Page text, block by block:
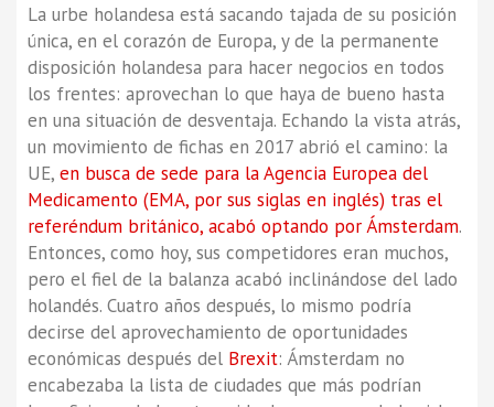
La urbe holandesa está sacando tajada de su posición
única, en el corazón de Europa, y de la permanente
disposición holandesa para hacer negocios en todos
los frentes: aprovechan lo que haya de bueno hasta
en una situación de desventaja. Echando la vista atrás,
un movimiento de fichas en 2017 abrió el camino: la
UE, en busca de sede para la Agencia Europea del
Medicamento (EMA, por sus siglas en inglés) tras el
referéndum británico, acabó optando por Ámsterdam.
Entonces, como hoy, sus competidores eran muchos,
pero el fiel de la balanza acabó inclinándose del lado
holandés. Cuatro años después, lo mismo podría
decirse del aprovechamiento de oportunidades
económicas después del Brexit: Ámsterdam no
encabezaba la lista de ciudades que más podrían